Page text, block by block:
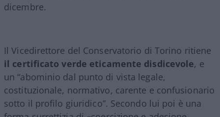
dicembre.
Il Vicedirettore del Conservatorio di Torino ritiene
il certificato verde eticamente disdicevole, e
un “abominio dal punto di vista legale,
costituzionale, normativo, carente e confusionario
sotto il profilo giuridico”. Secondo lui poi è una